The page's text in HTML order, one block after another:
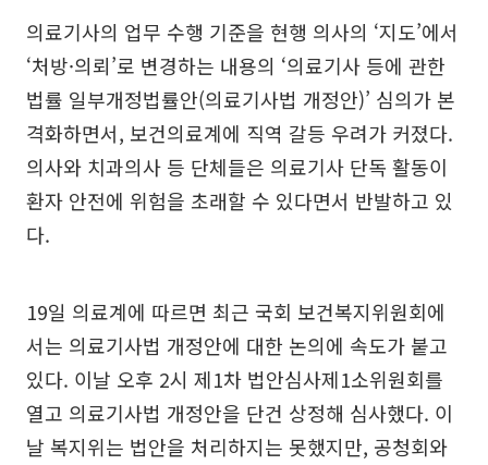
의료기사의 업무 수행 기준을 현행 의사의 ‘지도’에서
‘처방·의뢰’로 변경하는 내용의 ‘의료기사 등에 관한
법률 일부개정법률안(의료기사법 개정안)’ 심의가 본
격화하면서, 보건의료계에 직역 갈등 우려가 커졌다.
의사와 치과의사 등 단체들은 의료기사 단독 활동이
환자 안전에 위험을 초래할 수 있다면서 반발하고 있
다.
19일 의료계에 따르면 최근 국회 보건복지위원회에
서는 의료기사법 개정안에 대한 논의에 속도가 붙고
있다. 이날 오후 2시 제1차 법안심사제1소위원회를
열고 의료기사법 개정안을 단건 상정해 심사했다. 이
날 복지위는 법안을 처리하지는 못했지만, 공청회와